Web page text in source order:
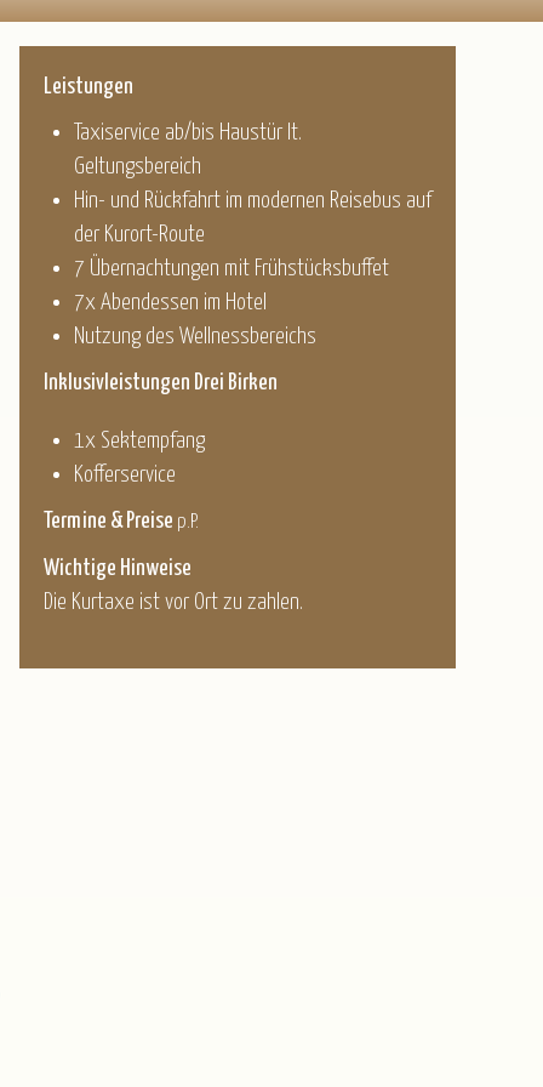
Leistungen
Taxiservice ab/bis Haustür lt.
Geltungsbereich
Hin- und Rückfahrt im modernen Reisebus auf
der Kurort-Route
7 Übernachtungen mit Frühstücksbuffet
7x Abendessen im Hotel
Nutzung des Wellnessbereichs
Inklusivleistungen Drei Birken
1x Sektempfang
Kofferservice
Termine & Preise p.P.
Wichtige Hinweise
Die Kurtaxe ist vor Ort zu zahlen.